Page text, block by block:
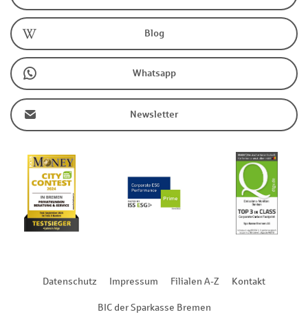
Blog
Whatsapp
Newsletter
Datenschutz Impressum Filialen A-Z Kontakt
BIC der Sparkasse Bremen